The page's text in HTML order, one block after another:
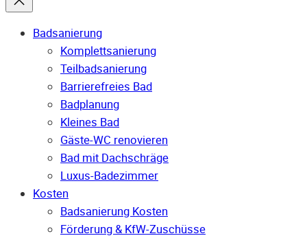
Badsanierung
Komplettsanierung
Teilbadsanierung
Barrierefreies Bad
Badplanung
Kleines Bad
Gäste-WC renovieren
Bad mit Dachschräge
Luxus-Badezimmer
Kosten
Badsanierung Kosten
Förderung & KfW-Zuschüsse